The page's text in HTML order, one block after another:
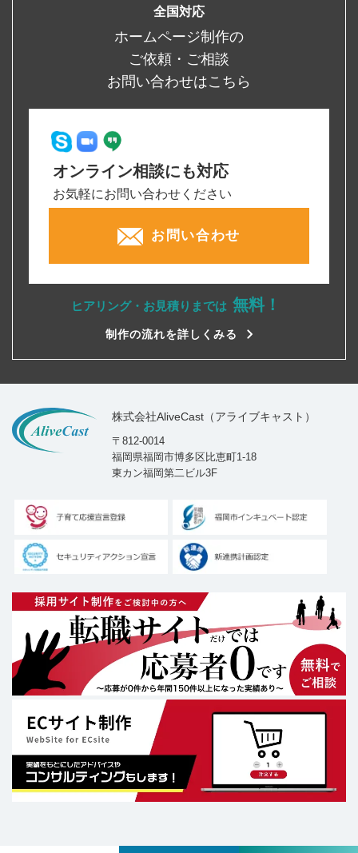
全国対応
ホームページ制作の
ご依頼・ご相談
お問い合わせはこちら
オンライン相談にも対応
お気軽にお問い合わせください
お問い合わせ
ヒアリング・お見積りまでは 無料！
制作の流れを詳しくみる
株式会社AliveCast（アライブキャスト）
〒812-0014
福岡県福岡市博多区比恵町1-18
東カン福岡第二ビル3F